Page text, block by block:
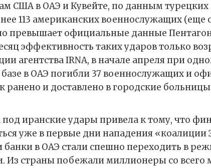
США в ОАЭ и Кувейте, по данным турецких
113 американских военнослужащих (еще
превышает официальные данные
эффективность таких ударов только
агентства IRNA, в начале апреля при
в ОАЭ погибли 37 военнослужащих и
ранено и доставлено в городские
иранские удары привела к тому, что
уже в первые дни нападения
в ОАЭ стали спешно переходить в
Из страны побежали миллионеры со всего